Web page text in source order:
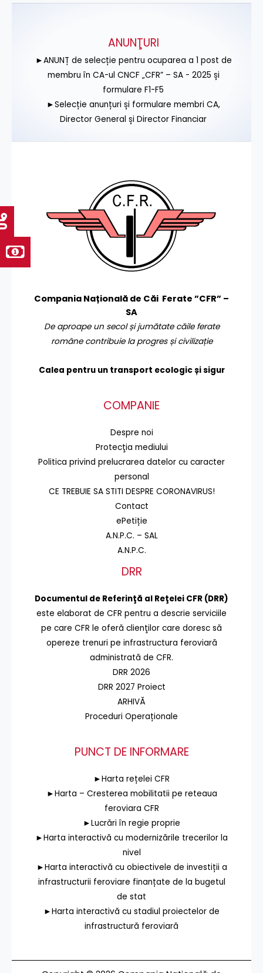
ANUNŢURI
►ANUNȚ de selecție pentru ocuparea a 1 post de
membru în CA-ul CNCF „CFR” – SA - 2025 și
formulare F1-F5
►Selecție anunțuri și formulare membri CA,
Director General și Director Financiar
Compania Națională de Căi Ferate ”CFR” –
SA
De aproape un secol și jumătate căile ferate
române contribuie la progres și civilizație
Calea pentru un transport ecologic și sigur
COMPANIE
Despre noi
Protecţia mediului
Politica privind prelucrarea datelor cu caracter
personal
CE TREBUIE SA STITI DESPRE CORONAVIRUS!
Contact
ePetiție
A.N.P.C. – SAL
A.N.P.C.
DRR
Documentul de Referinţă al Reţelei CFR (DRR)
este elaborat de CFR pentru a descrie serviciile
pe care CFR le oferă clienţilor care doresc să
opereze trenuri pe infrastructura feroviară
administrată de CFR.
DRR 2026
DRR 2027 Proiect
ARHIVĂ
Proceduri Operaționale
PUNCT DE INFORMARE
►Harta rețelei CFR
►Harta – Cresterea mobilitatii pe reteaua
feroviara CFR
►Lucrări în regie proprie
►Harta interactivă cu modernizările trecerilor la
nivel
►Harta interactivă cu obiectivele de investiții a
infrastructurii feroviare finanțate de la bugetul
de stat
►Harta interactivă cu stadiul proiectelor de
infrastructură feroviară